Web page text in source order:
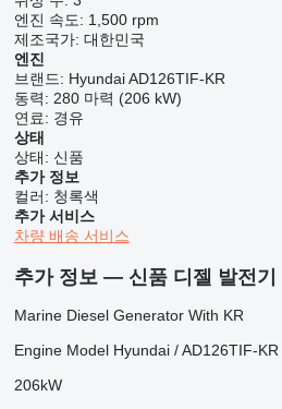
엔진 속도: 1,500 rpm
제조국가: 대한민국
엔진
브랜드: Hyundai AD126TIF-KR
동력: 280 마력 (206 kW)
연료: 경유
상태
상태: 신품
추가 정보
컬러: 청록색
추가 서비스
차량 배송 서비스
추가 정보 — 신품 디젤 발전
Marine Diesel Generator With KR
Engine Model Hyundai / AD126TIF-KR
206kW